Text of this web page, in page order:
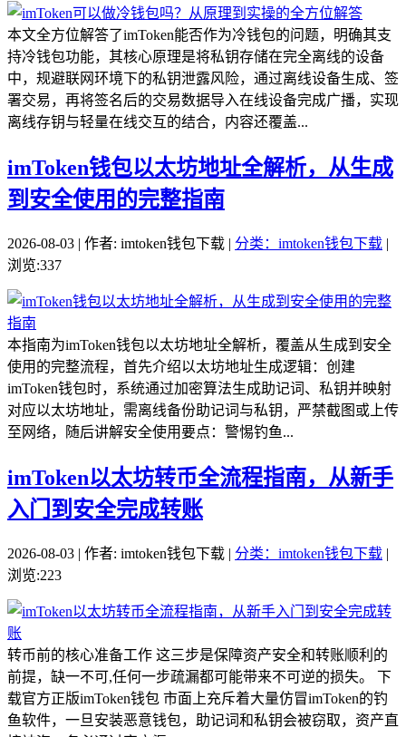
本文全方位解答了imToken能否作为冷钱包的问题，明确其支
持冷钱包功能，其核心原理是将私钥存储在完全离线的设备
中，规避联网环境下的私钥泄露风险，通过离线设备生成、签
署交易，再将签名后的交易数据导入在线设备完成广播，实现
离线存钥与轻量在线交互的结合，内容还覆盖...
imToken钱包以太坊地址全解析，从生成
到安全使用的完整指南
2026-08-03 | 作者: imtoken钱包下载 | 分类：imtoken钱包下载 |
浏览:337
本指南为imToken钱包以太坊地址全解析，覆盖从生成到安全
使用的完整流程，首先介绍以太坊地址生成逻辑：创建
imToken钱包时，系统通过加密算法生成助记词、私钥并映射
对应以太坊地址，需离线备份助记词与私钥，严禁截图或上传
至网络，随后讲解安全使用要点：警惕钓鱼...
imToken以太坊转币全流程指南，从新手
入门到安全完成转账
2026-08-03 | 作者: imtoken钱包下载 | 分类：imtoken钱包下载 |
浏览:223
转币前的核心准备工作 这三步是保障资产安全和转账顺利的
前提，缺一不可,任何一步疏漏都可能带来不可逆的损失。 下
载官方正版imToken钱包 市面上充斥着大量仿冒imToken的钓
鱼软件，一旦安装恶意钱包，助记词和私钥会被窃取，资产直